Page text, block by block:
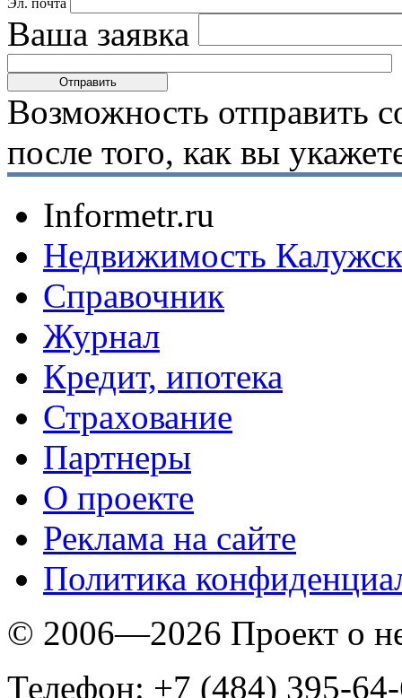
Ваша заявка
Возможность отправить
после того, как вы
Informetr.ru
Недвижимость
Справочник
Журнал
Кредит, ипотека
Страхование
Партнеры
O проекте
Реклама на сайте
Политика
© 2006—2026 Проект о
Телефон: +7 (484) 395-